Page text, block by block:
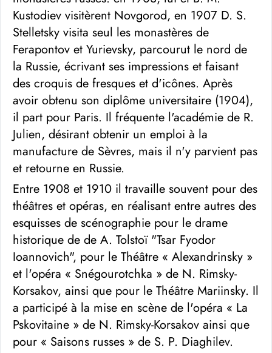
Kustodiev visitèrent Novgorod, en 1907 D. S.
Stelletsky visita seul les monastères de
Ferapontov et Yurievsky, parcourut le nord de
la Russie, écrivant ses impressions et faisant
des croquis de fresques et d'icônes. Après
avoir obtenu son diplôme universitaire (1904),
il part pour Paris. Il fréquente l'académie de R.
Julien, désirant obtenir un emploi à la
manufacture de Sèvres, mais il n'y parvient pas
et retourne en Russie.
Entre 1908 et 1910 il travaille souvent pour des
théâtres et opéras, en réalisant entre autres des
esquisses de scénographie pour le drame
historique de de A. Tolstoï "Tsar Fyodor
Ioannovich", pour le Théâtre « Alexandrinsky »
et l'opéra « Snégourotchka » de N. Rimsky-
Korsakov, ainsi que pour le Théâtre Mariinsky. Il
a participé à la mise en scène de l'opéra « La
Pskovitaine » de N. Rimsky-Korsakov ainsi que
pour « Saisons russes » de S. P. Diaghilev.